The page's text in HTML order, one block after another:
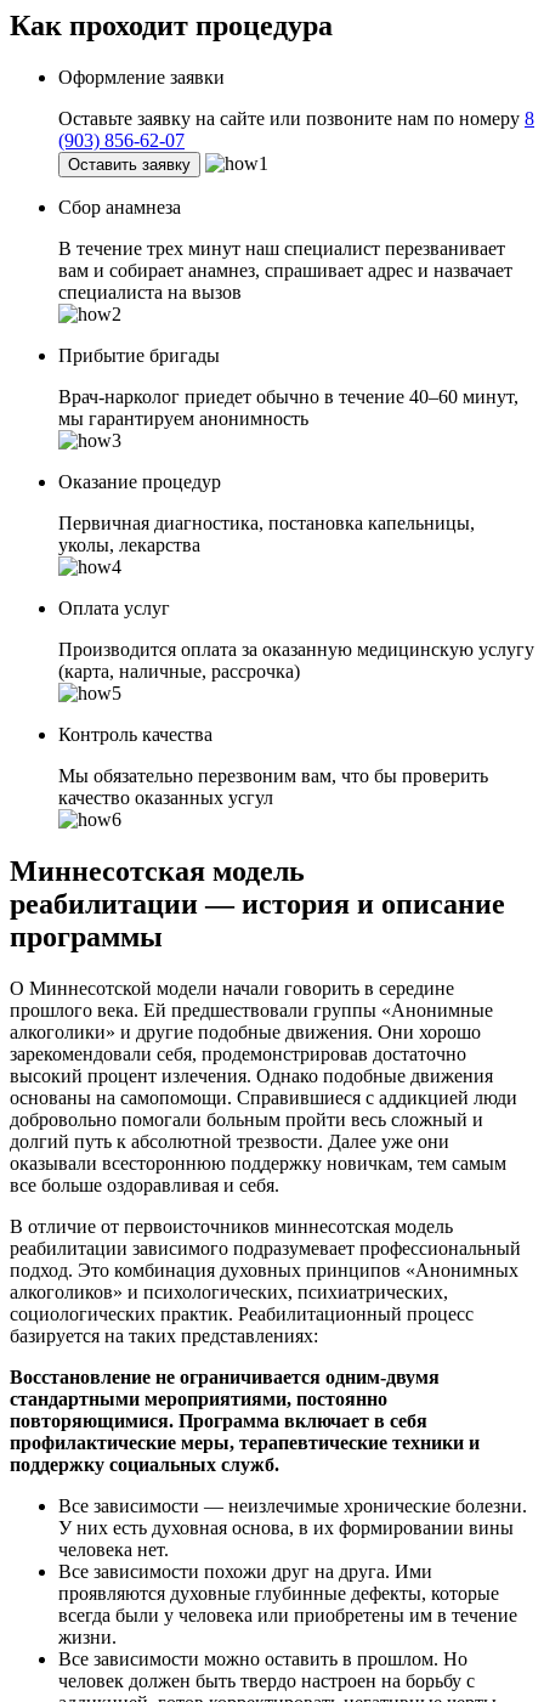
Как проходит процедура
Оформление заявки
Оставьте заявку на сайте или позвоните нам по номеру 8
(903) 856-62-07
Оставить заявку
Сбор анамнеза
В течение трех минут наш специалист перезванивает
вам и собирает анамнез, спрашивает адрес и назвачает
специалиста на вызов
Прибытие бригады
Врач-нарколог приедет обычно в течение 40–60 минут,
мы гарантируем анонимность
Оказание процедур
Первичная диагностика, постановка капельницы,
уколы, лекарства
Оплата услуг
Производится оплата за оказанную медицинскую услугу
(карта, наличные, рассрочка)
Контроль качества
Мы обязательно перезвоним вам, что бы проверить
качество оказанных усгул
Миннесотская модель
реабилитации — история и описание
программы
О Миннесотской модели начали говорить в середине
прошлого века. Ей предшествовали группы «Анонимные
алкоголики» и другие подобные движения. Они хорошо
зарекомендовали себя, продемонстрировав достаточно
высокий процент излечения. Однако подобные движения
основаны на самопомощи. Справившиеся с аддикцией люди
добровольно помогали больным пройти весь сложный и
долгий путь к абсолютной трезвости. Далее уже они
оказывали всестороннюю поддержку новичкам, тем самым
все больше оздоравливая и себя.
В отличие от первоисточников миннесотская модель
реабилитации зависимого подразумевает профессиональный
подход. Это комбинация духовных принципов «Анонимных
алкоголиков» и психологических, психиатрических,
социологических практик. Реабилитационный процесс
базируется на таких представлениях:
Восстановление не ограничивается одним-двумя
стандартными мероприятиями, постоянно
повторяющимися. Программа включает в себя
профилактические меры, терапевтические техники и
поддержку социальных служб.
Все зависимости — неизлечимые хронические болезни.
У них есть духовная основа, в их формировании вины
человека нет.
Все зависимости похожи друг на друга. Ими
проявляются духовные глубинные дефекты, которые
всегда были у человека или приобретены им в течение
жизни.
Все зависимости можно оставить в прошлом. Но
человек должен быть твердо настроен на борьбу с